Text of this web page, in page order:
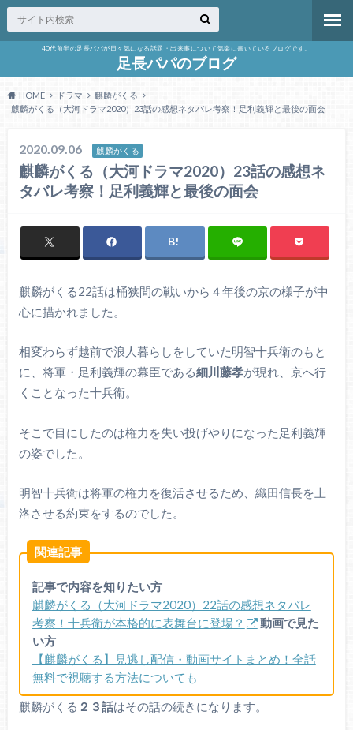
40代前半の足長パパが日々気になる話題・出来事について気楽に書いているブログです。
足長パパのブログ
HOME ドラマ
麒麟がくる
麒麟がくる（大河ドラマ2020）23話の感想ネタバレ考察！足利義輝と最後の面会
2020.09.06 麒麟がくる
麒麟がくる（大河ドラマ2020）23話の感想ネ
タバレ考察！足利義輝と最後の面会
麒麟がくる22話は桶狭間の戦いから４年後の京の様子が中
心に描かれました。
相変わらず越前で浪人暮らしをしていた明智十兵衛のもと
に、将軍・足利義輝の幕臣である細川藤孝が現れ、京へ行
くことなった十兵衛。
そこで目にしたのは権力を失い投げやりになった足利義輝
の姿でした。
明智十兵衛は将軍の権力を復活させるため、織田信長を上
洛させる約束をするのでした。
関連記事
記事で内容を知りたい方
麒麟がくる（大河ドラマ2020）22話の感想ネタバレ
考察！十兵衛が本格的に表舞台に登場？
動画で見た
い方
【麒麟がくる】見逃し配信・動画サイトまとめ！全話
無料で視聴する方法についても
麒麟がくる ２３話はその話の続きになります。